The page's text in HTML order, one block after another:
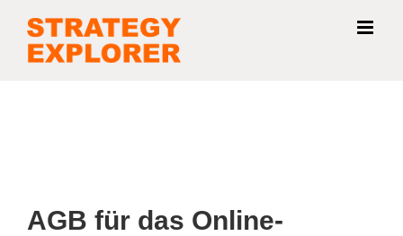
Inhalt
springen
AGB für das Online-